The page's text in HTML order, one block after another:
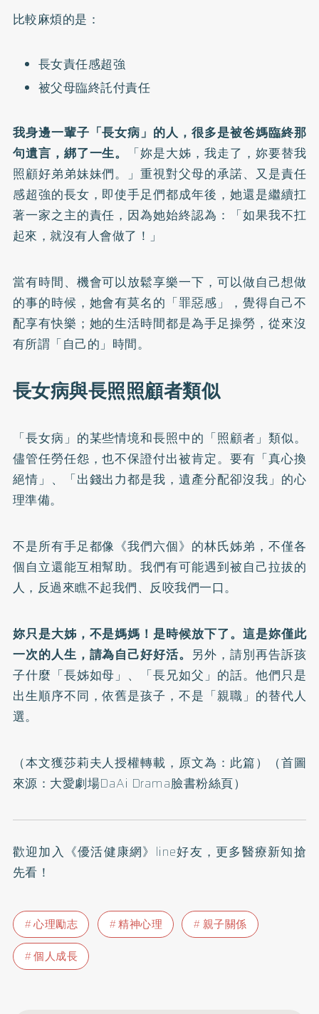
比較麻煩的是：
長女責任感超強
被父母臨終託付責任
我身邊一輩子「長女病」的人，很多是被爸媽臨終那
句遺言，綁了一生。
「妳是大姊，我走了，妳要替我
照顧好弟弟妹妹們。」重視對父母的承諾、又是責任
感超強的長女，即使手足們都成年後，她還是繼續扛
著一家之主的責任，因為她始終認為：「如果我不扛
起來，就沒有人會做了！」
當有時間、機會可以放鬆享樂一下，可以做自己想做
的事的時候，她會有莫名的「罪惡感」，覺得自己不
配享有快樂；她的生活時間都是為手足操勞，從來沒
有所謂「自己的」時間。
長女病與長照照顧者類似
「長女病」的某些情境和長照中的「照顧者」類似。
儘管任勞任怨，也不保證付出被肯定。要有「真心換
絕情」、「出錢出力都是我，遺產分配卻沒我」的心
理準備。
不是所有手足都像《我們六個》的林氏姊弟，不僅各
個自立還能互相幫助。我們有可能遇到被自己拉拔的
人，反過來瞧不起我們、反咬我們一口。
妳只是大姊，不是媽媽！是時候放下了。這是妳僅此
一次的人生，請為自己好好活。 另外，請別再告訴孩
子什麼「長姊如母」、「長兄如父」的話。他們只是
出生順序不同，依舊是孩子，不是「親職」的替代人
選。
（本文獲莎莉夫人授權轉載，原文為： 此篇）（首圖
來源： 大愛劇場DaAi Drama臉書粉絲頁）
歡迎加入 《優活健康網》line好友 ，更多醫療新知搶
先看！
心理勵志 精神心理
親子關係
個人成長